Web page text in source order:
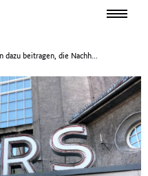
beitragen, die Nachh...